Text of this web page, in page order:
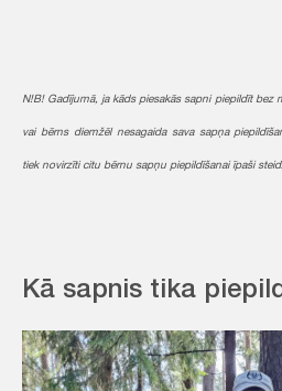
N!B! Gadījumā, ja kāds piesakās sapni piepildīt bez
vai bērns diemžēl nesagaida sava sapņa
tiek novirzīti citu bērnu sapņu piepildīšanai īpaši
Kā sapnis tika